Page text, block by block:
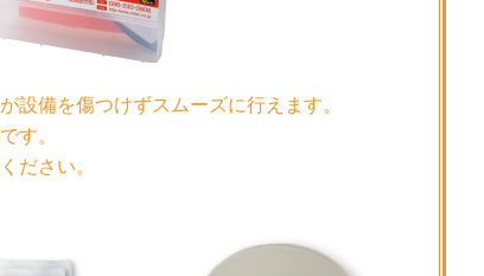
設備を傷つけずスムーズに行えます。
す。
ださい。